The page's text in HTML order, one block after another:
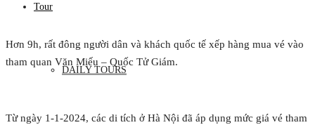
Tour
DAILY TOURS
Hơn 9h, rất đông người dân và khách quốc tế xếp hàng mua vé vào
tham quan Văn Miếu – Quốc Tử Giám.
Từ ngày 1-1-2024, các di tích ở Hà Nội đã áp dụng mức giá vé tham